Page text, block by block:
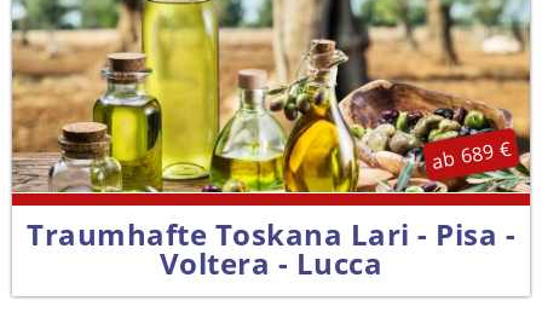
ab 689 €
Traumhafte Toskana Lari - Pisa -
Voltera - Lucca